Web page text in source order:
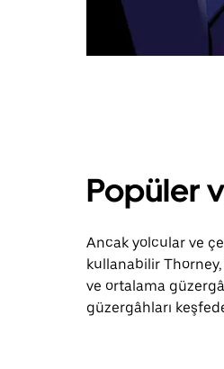
Popüler
Ancak yolcular ve
kullanabilir Thorney,
ve ortalama
güzergâhları